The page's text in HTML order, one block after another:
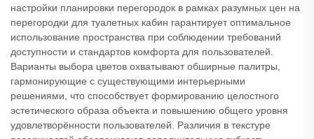
настройки планировки перегородок в рамках разумных цен на
перегородки для туалетных кабин гарантирует оптимальное
использование пространства при соблюдении требований
доступности и стандартов комфорта для пользователей.
Варианты выбора цветов охватывают обширные палитры,
гармонирующие с существующими интерьерными
решениями, что способствует формированию целостного
эстетического образа объекта и повышению общего уровня
удовлетворённости пользователей. Различия в текстуре